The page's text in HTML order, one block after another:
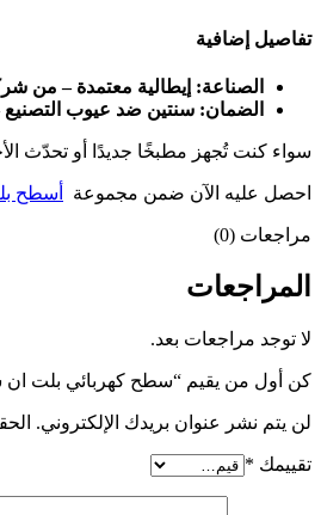
تفاصيل إضافية
الصناعة: إيطالية معتمدة – من
الضمان: سنتين ضد عيوب التصنيع
سواء كنت تُجهز مطبخًا جديدًا أو تحدّث
احصل عليه الآن ضمن مجموعة أسطح
مراجعات (0)
المراجعات
لا توجد مراجعات بعد.
كن أول من يقيم “سطح كهربائي بلت ان سيراميك ايطالي 60 سم من كاندي 4
لن يتم نشر عنوان بريدك الإلكتروني.
تقييمك *